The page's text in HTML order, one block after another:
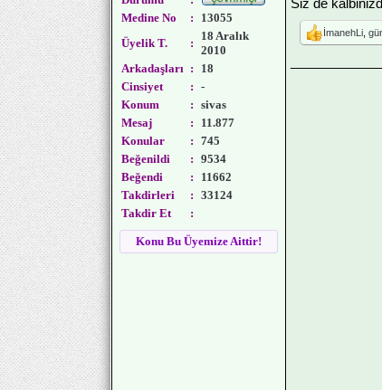
Medine No
:
13055
Üyelik T.
:
18 Aralık
2010
Arkadaşları :
18
Cinsiyet
: -
Konum
: sivas
Mesaj
:
11.877
Konular
: 745
Beğenildi
: 9534
Beğendi
:
11662
Takdirleri
: 33124
Takdir Et
:
Konu Bu Üyemize Aittir!
Siz de
İmanehLi